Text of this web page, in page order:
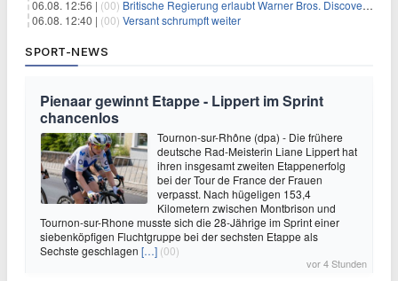
06.08. 12:56 | (00) Britische Regierung erlaubt Warner Bros. Discovery-Übernahme
06.08. 12:40 | (00) Versant schrumpft weiter
SPORT-NEWS
Pienaar gewinnt Etappe - Lippert im Sprint
chancenlos
Tournon-sur-Rhône (dpa) - Die frühere
deutsche Rad-Meisterin Liane Lippert hat
ihren insgesamt zweiten Etappenerfolg
bei der Tour de France der Frauen
verpasst. Nach hügeligen 153,4
Kilometern zwischen Montbrison und
Tournon-sur-Rhone musste sich die 28-Jährige im Sprint einer
siebenköpfigen Fluchtgruppe bei der sechsten Etappe als
Sechste geschlagen […] (00)
vor 4 Stunden